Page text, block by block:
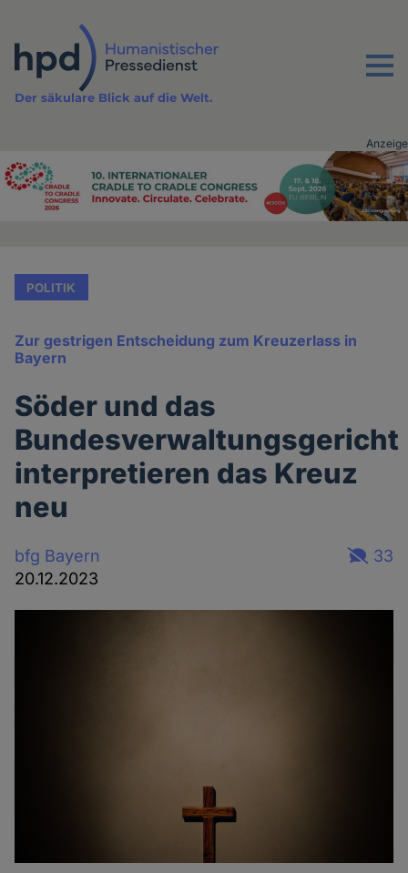
Inhalt
Menu
Der säkulare Blick auf die Welt.
Advertising
Anzeige
POLITIK
Zur gestrigen Entscheidung zum Kreuzerlass in
Bayern
Söder und das
Bundesverwaltungsgericht
interpretieren das Kreuz
neu
bfg Bayern
20.12.2023
33